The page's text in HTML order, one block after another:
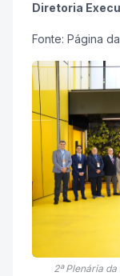
Diretoria
Fonte: Página
2ª Plenária